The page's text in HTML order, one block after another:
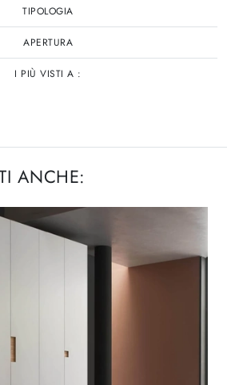
TIPOLOGIA
APERTURA
I PIÙ VISTI A :
ANCHE: